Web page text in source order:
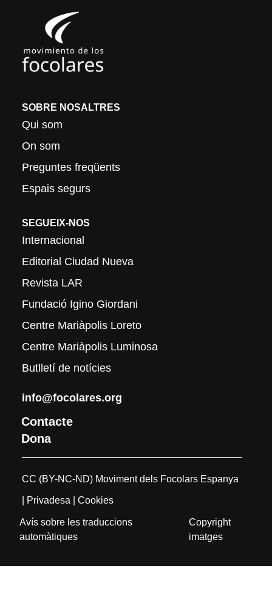
SOBRE NOSALTRES
Qui som
On som
Preguntes freqüents
Espais segurs
SEGUEIX-NOS
Internacional
Editorial Ciudad Nueva
Revista LAR
Fundació Igino Giordani
Centre Mariàpolis Loreto
Centre Mariàpolis Luminosa
Butlletí de notícies
info@focolares.org
Contacte
Dona
CC (BY-NC-ND) Moviment dels Focolars Espanya
| Privadesa | Cookies
Avís sobre les traduccions
automàtiques
Copyright
imatges